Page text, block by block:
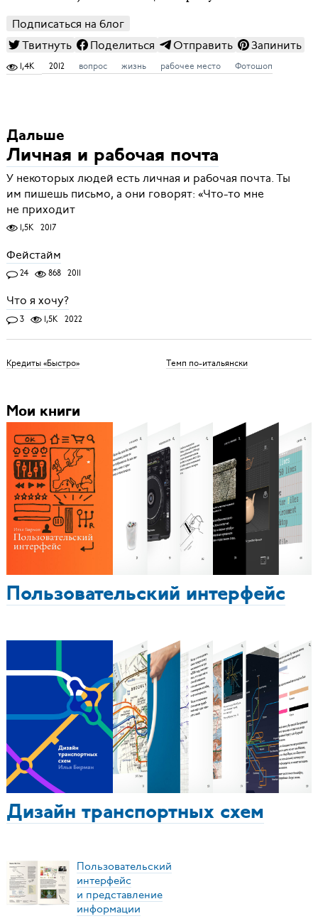
Подписаться на блог
Твитнуть
Поделиться Отправить Запинить
1,4K 2012 вопрос жизнь рабочее место Фотошоп
Дальше
Личная и рабочая почта
У некоторых людей есть личная и рабочая почта. Ты
им пишешь письмо, а они говорят: «Что-то мне
не приходит
1,5K 2017
Фейстайм
24 868 2011
Что я хочу?
3 1,5K 2022
Кредиты «Быстро» Темп по-итальянски
Мои книги
Пользовательский интерфейс
Дизайн транспортных схем
Пользовательский
интерфейс
и представление
информации